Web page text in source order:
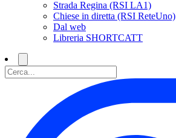
Strada Regina (RSI LA1)
Chiese in diretta (RSI ReteUno)
Dal web
Libreria SHORTCATT